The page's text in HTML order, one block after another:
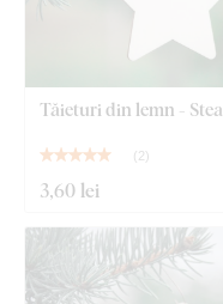
Tăieturi din lemn - Stea
( 2)
3,60 lei